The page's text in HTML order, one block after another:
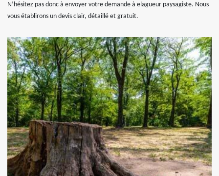
N’hésitez pas donc à envoyer votre demande à elagueur paysagiste. Nous
vous établirons un devis clair, détaillé et gratuit.